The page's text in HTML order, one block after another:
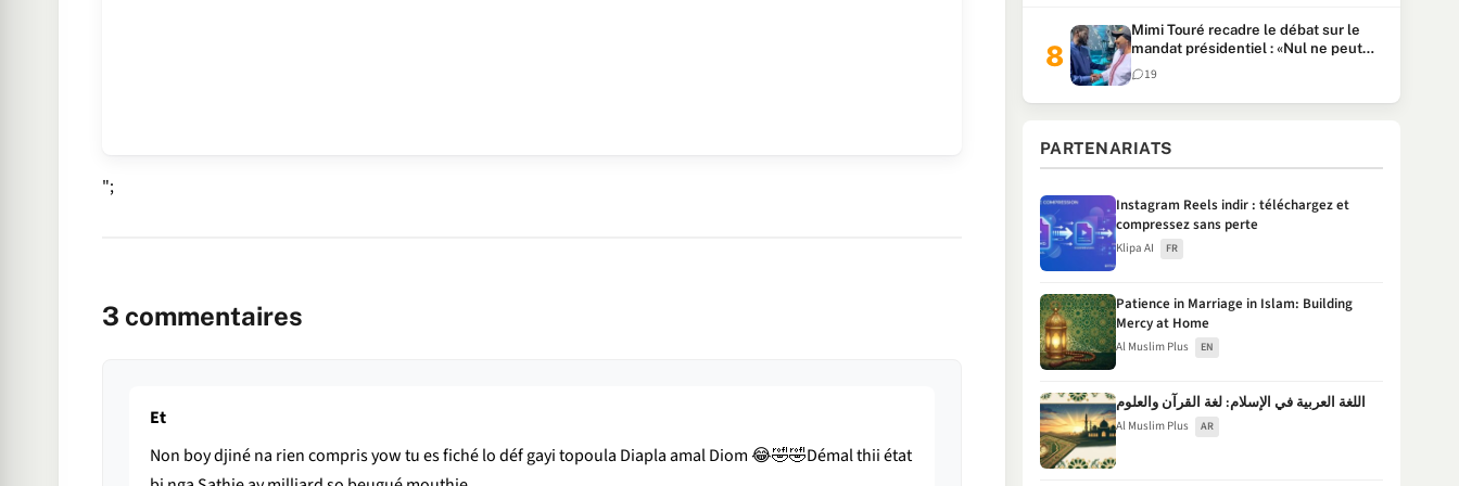
";
3 commentaires
Et
Non boy djiné na rien compris yow tu es fiché lo déf gayi topoula Diapla amal Diom 😂🤣🤣Démal thii état
Mimi Touré recadre le débat sur le
mandat présidentiel : «Nul ne peut
faire plus de deux mandats
consécutifs de 5 ans»
19
PARTENARIATS
Instagram Reels indir : téléchargez et
compressez sans perte
Klipa AI FR
Patience in Marriage in Islam: Building
Mercy at Home
Al Muslim Plus EN
اللغة العربية في الإسلام: لغة القرآن والعلوم
Al Muslim Plus AR